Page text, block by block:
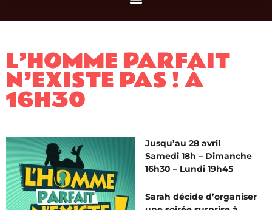
L’HOMME PARFAIT
N’EXISTE PAS ! À
16H30
Jusqu’au 28 avril
Samedi 18h – Dimanche
16h30 – Lundi 19h45
Sarah décide d’organiser